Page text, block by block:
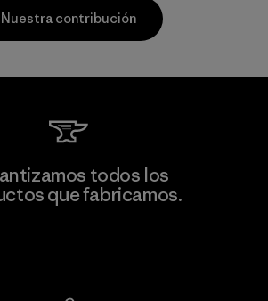
S.A. de C.V.
Nuestra contribución
todos los
que fabricamos.